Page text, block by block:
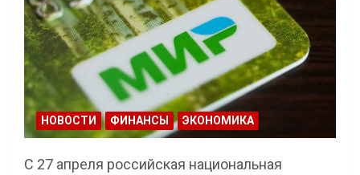
НОВОСТИ ФИНАНСЫ ЭКОНОМИКА
С 27 апреля российская национальная